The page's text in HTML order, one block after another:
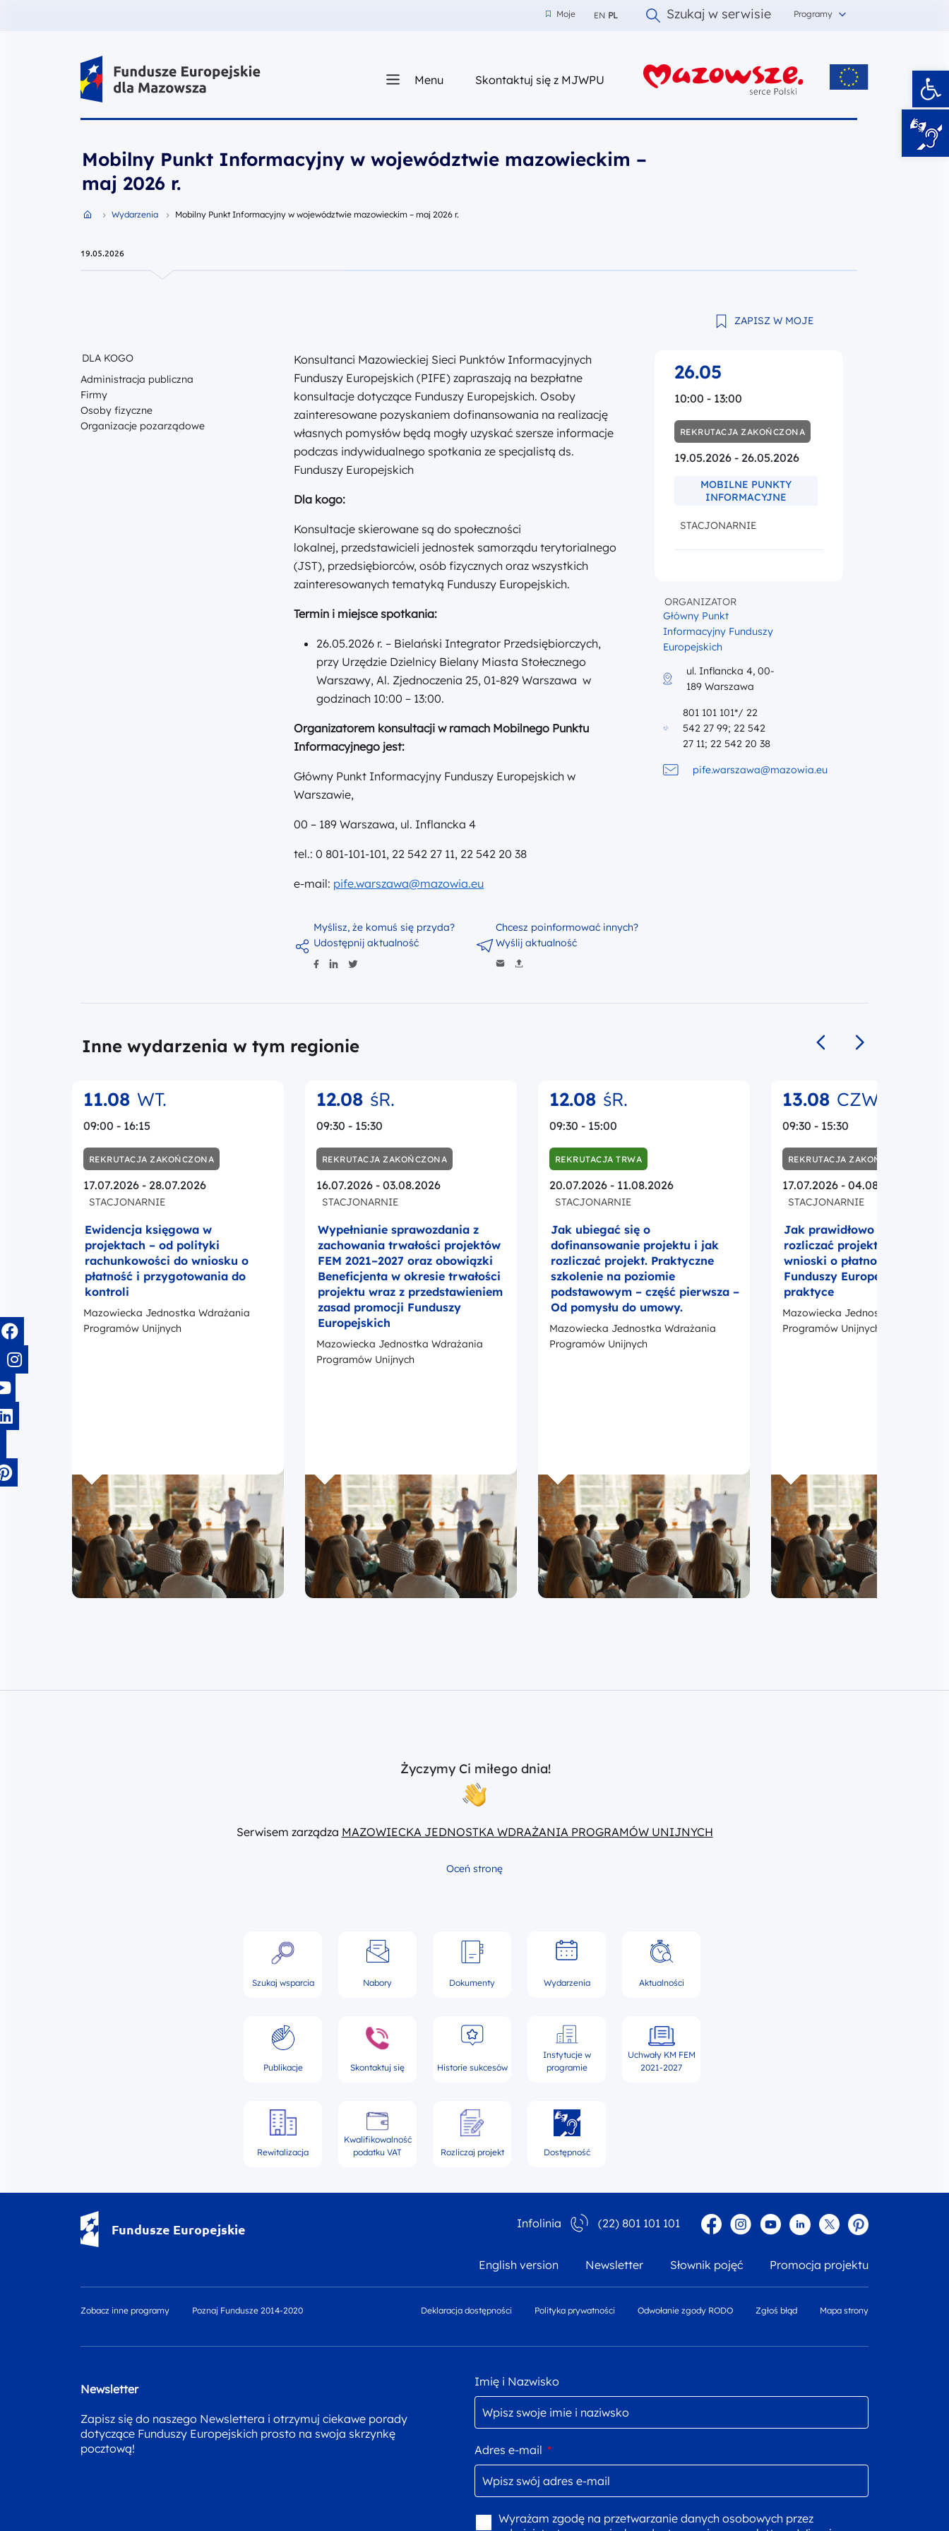
Moje
Moje EN PL Szukaj w serwisie Programy
Fundusze Europejskie dla Mazowsza Menu Skontaktuj się z MJWPUz nami
Mobilny Punkt Informacyjny w województwie mazowieckim –
maj 2026 r.
Przejdź do strony głównej portalu
Wydarzenia Mobilny Punkt Informacyjny w województwie mazowieckim – maj 2026 r.
19.05.2026
ZAPISZ W MOJE
DLA KOGO
Administracja publiczna
Firmy
Osoby fizyczne
Organizacje pozarządowe
Konsultanci Mazowieckiej Sieci Punktów Informacyjnych
Funduszy Europejskich (PIFE) zapraszają na bezpłatne
konsultacje dotyczące Funduszy Europejskich. Osoby
zainteresowane pozyskaniem dofinansowania na realizację
własnych pomysłów będą mogły uzyskać szersze informacje
podczas indywidualnego spotkania ze specjalistą ds.
Funduszy Europejskich
Dla kogo:
Konsultacje skierowane są do społeczności
lokalnej, przedstawicieli jednostek samorządu terytorialnego
(JST), przedsiębiorców, osób fizycznych oraz wszystkich
zainteresowanych tematyką Funduszy Europejskich.
Termin i miejsce spotkania:
26.05.2026 r. – Bielański Integrator Przedsiębiorczych,
przy Urzędzie Dzielnicy Bielany Miasta Stołecznego
Warszawy, Al. Zjednoczenia 25, 01-829 Warszawa w
godzinach 10:00 – 13:00.
Organizatorem konsultacji w ramach Mobilnego Punktu
Informacyjnego jest:
Główny Punkt Informacyjny Funduszy Europejskich w
Warszawie,
00 – 189 Warszawa, ul. Inflancka 4
tel.: 0 801-101-101, 22 542 27 11, 22 542 20 38
e-mail: pife.warszawa@mazowia.eu
Myślisz, że komuś się przyda?
Udostępnij aktualność
Chcesz poinformować innych?
Wyślij aktualność
26.05
10:00 - 13:00
REKRUTACJA ZAKOŃCZONA
19.05.2026 - 26.05.2026
MOBILNE PUNKTY
INFORMACYJNE
STACJONARNIE
ORGANIZATOR
Główny Punkt
Informacyjny Funduszy
Europejskich
ul. Inflancka 4, 00-
189 Warszawa
801 101 101*/ 22
542 27 99; 22 542
27 11; 22 542 20 38
pife.warszawa@mazowia.eu
Inne wydarzenia w tym regionie Poprzedni slajd
11.08 WT.
09:00 - 16:15
REKRUTACJA ZAKOŃCZONA
17.07.2026 - 28.07.2026
STACJONARNIE
Ewidencja księgowa w
projektach – od polityki
rachunkowości do wniosku o
płatność i przygotowania do
kontroli
Mazowiecka Jednostka Wdrażania
Programów Unijnych
12.08 śR.
09:30 - 15:30
REKRUTACJA ZAKOŃCZONA
16.07.2026 - 03.08.2026
STACJONARNIE
Wypełnianie sprawozdania z
zachowania trwałości projektów
FEM 2021–2027 oraz obowiązki
Beneficjenta w okresie trwałości
projektu wraz z przedstawieniem
zasad promocji Funduszy
Europejskich
Mazowiecka Jednostka Wdrażania
Programów Unijnych
12.08 śR.
09:30 - 15:00
REKRUTACJA TRWA
20.07.2026 - 11.08.2026
STACJONARNIE
Jak ubiegać się o
dofinansowanie projektu i jak
rozliczać projekt. Praktyczne
szkolenie na poziomie
podstawowym – część pierwsza –
Od pomysłu do umowy.
Mazowiecka Jednostka Wdrażania
Programów Unijnych
13.08 CZW.
09:30 - 15:30
REKRUTACJA ZAKOŃCZONA
17.07.2026 - 04.08.2026
STACJONARNIE
Jak prawidłowo realizować i
rozliczać projekt UE?
wnioski o płatność i
Funduszy Europejskich w
praktyce
Mazowiecka Jednostka Wdrażania
Programów Unijnych
Życzymy Ci miłego dnia!
Serwisem zarządza MAZOWIECKA JEDNOSTKA WDRAŻANIA PROGRAMÓW UNIJNYCH
Oceń stronę
Szukaj wsparcia Nabory Dokumenty Wydarzenia Aktualności
Publikacje Skontaktuj się Historie sukcesów
Instytucje w
programie
Uchwały KM FEM
2021-2027
Rewitalizacja
Kwalifikowalność
podatku VAT
Rozliczaj projekt Dostępność
Fundusze Europejskie Infolinia (22) 801 101 101 FacebookInstagram
YouTubeLinkedin
twitterPinterest
English version Newsletter Słownik pojęć Promocja projektu
Zobacz inne programy Poznaj Fundusze 2014-2020 Deklaracja dostępności Polityka prywatności Odwołanie zgody RODO Zgłoś błąd Mapa strony
Newsletter
Zapisz się do naszego Newslettera i otrzymuj ciekawe porady
dotyczące Funduszy Europejskich prosto na swoja skrzynkę
pocztową!
Imię i Nazwisko
Adres e-mail *
Wyrażam zgodę na przetwarzanie danych osobowych przez